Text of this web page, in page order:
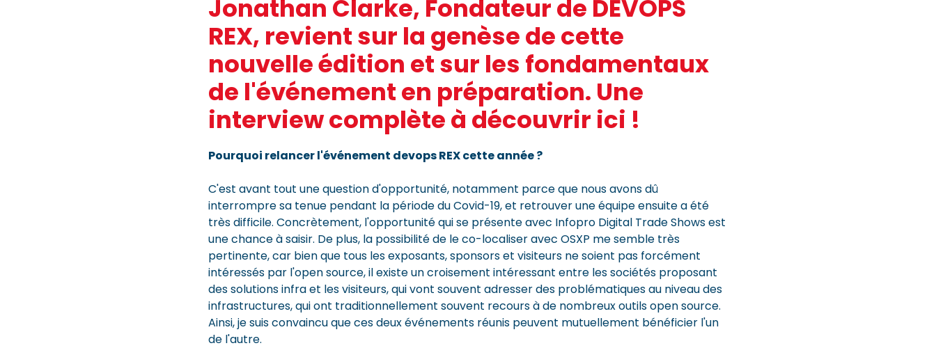
Jonathan Clarke, Fondateur de DEVOPS
REX, revient sur la genèse de cette
nouvelle édition et sur les fondamentaux
de l'événement en préparation. Une
interview complète à découvrir ici !
Pourquoi relancer l'événement devops REX cette année ?
C'est avant tout une question d'opportunité, notamment parce que nous avons dû
interrompre sa tenue pendant la période du Covid-19, et retrouver une équipe ensuite a été
très difficile. Concrètement, l'opportunité qui se présente avec Infopro Digital Trade Shows est
une chance à saisir. De plus, la possibilité de le co-localiser avec OSXP me semble très
pertinente, car bien que tous les exposants, sponsors et visiteurs ne soient pas forcément
intéressés par l'open source, il existe un croisement intéressant entre les sociétés proposant
des solutions infra et les visiteurs, qui vont souvent adresser des problématiques au niveau des
infrastructures, qui ont traditionnellement souvent recours à de nombreux outils open source.
Ainsi, je suis convaincu que ces deux événements réunis peuvent mutuellement bénéficier l'un
de l'autre.